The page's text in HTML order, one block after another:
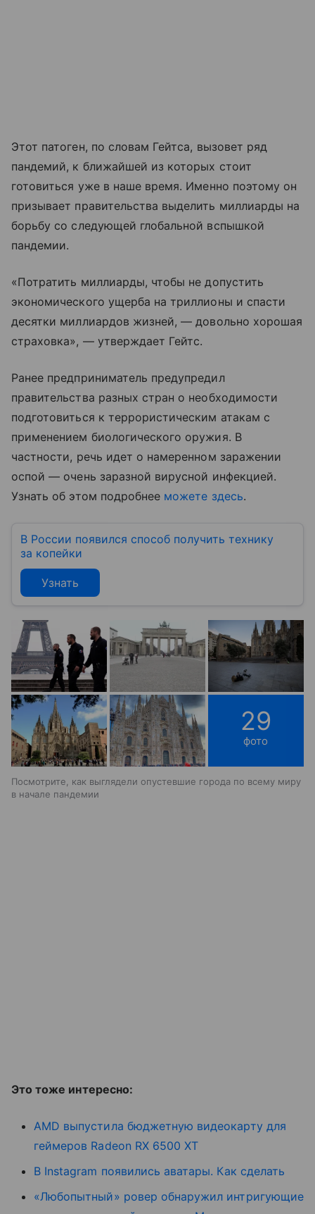
Этот патоген, по словам Гейтса, вызовет ряд
пандемий, к ближайшей из которых стоит
готовиться уже в наше время. Именно поэтому он
призывает правительства выделить миллиарды на
борьбу со следующей глобальной вспышкой
пандемии.
«Потратить миллиарды, чтобы не допустить
экономического ущерба на триллионы и спасти
десятки миллиардов жизней, — довольно хорошая
страховка», — утверждает Гейтс.
Ранее предприниматель предупредил
правительства разных стран о необходимости
подготовиться к террористическим атакам с
применением биологического оружия. В
частности, речь идет о намеренном заражении
оспой — очень заразной вирусной инфекцией.
Узнать об этом подробнее можете здесь.
В России появился способ получить технику
за копейки
Узнать
29
фото
Посмотрите, как выглядели опустевшие города по всему миру
в начале пандемии
Это тоже интересно:
AMD выпустила бюджетную видеокарту для
геймеров Radeon RX 6500 XT
В Instagram появились аватары. Как сделать
«Любопытный» ровер обнаружил интригующие